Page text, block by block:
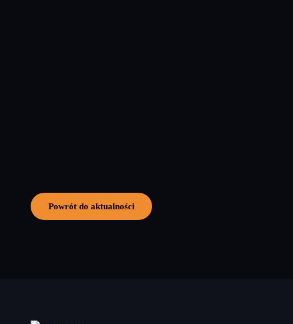
Powrót do aktualności